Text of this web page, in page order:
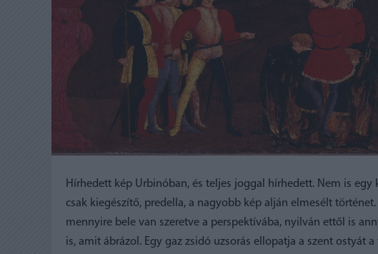
Hírhedett kép Urbinóban, és teljes joggal hírhedett. Nem is
csak kiegészítő, predella, a nagyobb kép alján elmesélt
mennyire bele van szeretve a perspektívába, nyilván ettől is
is, amit ábrázol. Egy gaz zsidó uzsorás ellopatja a szent ostyát